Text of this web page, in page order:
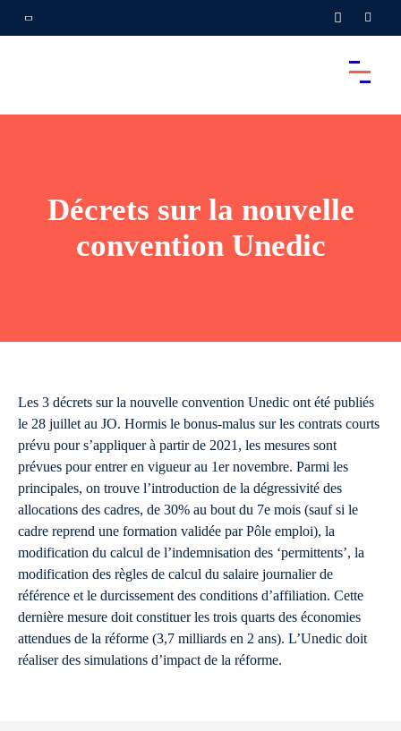
Décrets sur la nouvelle
convention Unedic
Les 3 décrets sur la nouvelle convention Unedic ont été publiés
le 28 juillet au JO. Hormis le bonus-malus sur les contrats courts
prévu pour s’appliquer à partir de 2021, les mesures sont
prévues pour entrer en vigueur au 1er novembre. Parmi les
principales, on trouve l’introduction de la dégressivité des
allocations des cadres, de 30% au bout du 7e mois (sauf si le
cadre reprend une formation validée par Pôle emploi), la
modification du calcul de l’indemnisation des ‘permittents’, la
modification des règles de calcul du salaire journalier de
référence et le durcissement des conditions d’affiliation. Cette
dernière mesure doit constituer les trois quarts des économies
attendues de la réforme (3,7 milliards en 2 ans). L’Unedic doit
réaliser des simulations d’impact de la réforme.